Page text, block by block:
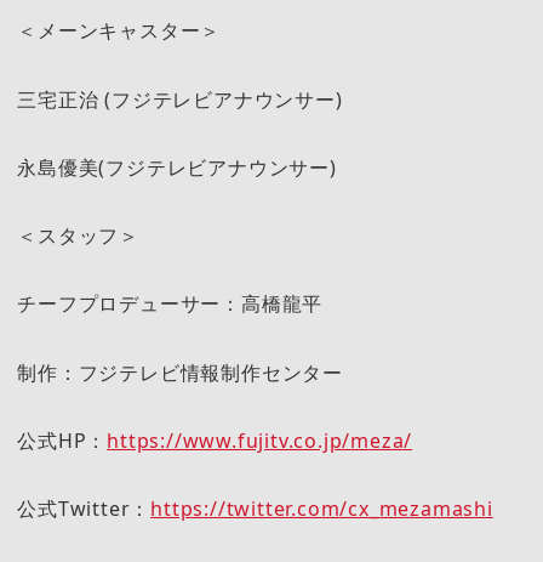
＜メーンキャスター＞
三宅正治 (フジテレビアナウンサー)
永島優美(フジテレビアナウンサー)
＜スタッフ＞
チーフプロデューサー：高橋龍平
制作：フジテレビ情報制作センター
公式HP： https://www.fujitv.co.jp/meza/
公式Twitter： https://twitter.com/cx_mezamashi